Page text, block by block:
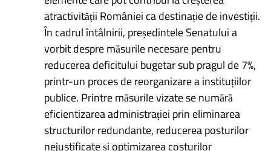
atractivității României ca destinație de investiții.
În cadrul întâlnirii, președintele Senatului a
vorbit despre măsurile necesare pentru
reducerea deficitului bugetar sub pragul de 7%,
printr-un proces de reorganizare a instituțiilor
publice. Printre măsurile vizate se numără
eficientizarea administrației prin eliminarea
structurilor redundante, reducerea posturilor
nejustificate și optimizarea costurilor